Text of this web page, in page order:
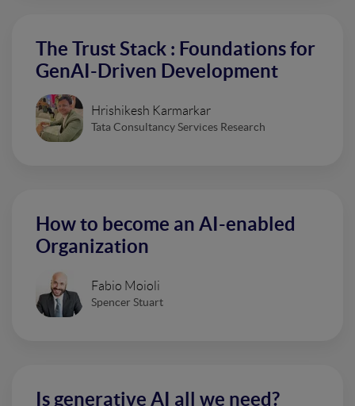
The Trust Stack : Foundations for
GenAI-Driven Development
Hrishikesh Karmarkar
Tata Consultancy Services Research
How to become an AI-enabled
Organization
Fabio Moioli
Spencer Stuart
Is generative AI all we need?